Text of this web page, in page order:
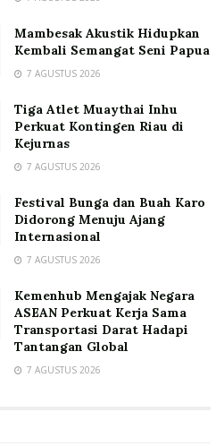
Mambesak Akustik Hidupkan
Kembali Semangat Seni Papua
7 AGUSTUS 2026
Tiga Atlet Muaythai Inhu
Perkuat Kontingen Riau di
Kejurnas
7 AGUSTUS 2026
Festival Bunga dan Buah Karo
Didorong Menuju Ajang
Internasional
7 AGUSTUS 2026
Kemenhub Mengajak Negara
ASEAN Perkuat Kerja Sama
Transportasi Darat Hadapi
Tantangan Global
7 AGUSTUS 2026